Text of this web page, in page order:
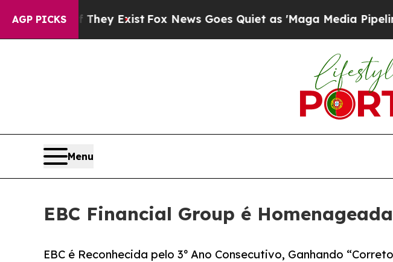
AGP PICKS
They Exist Fox News Goes Quiet as 'Maga Media Pipeline'
Menu
EBC Financial Group é
EBC é Reconhecida pelo 3º Ano Consecutivo, Ganhando